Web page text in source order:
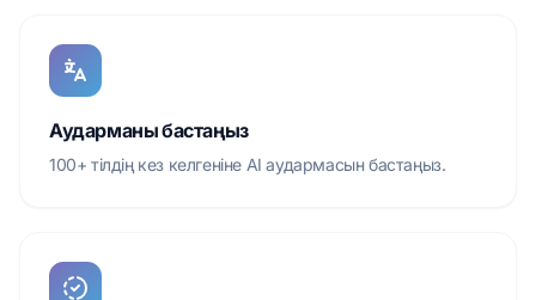
Аударманы бастаңыз
100+ тілдің кез келгеніне AI аудармасын бастаңыз.